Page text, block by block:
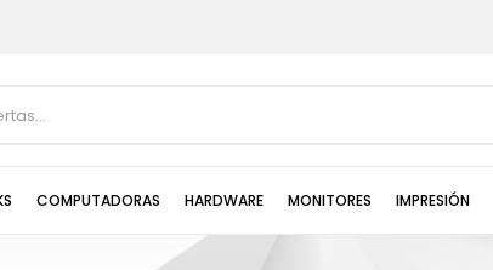
COMPUTADORAS HARDWARE MONITORES IMPRESIÓN